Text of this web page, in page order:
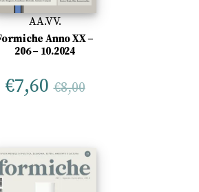
AA.VV.
Anno XX –
206 – 10.2024
€7,60 €8,00